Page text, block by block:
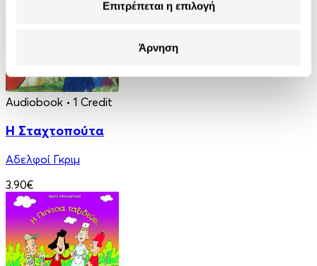
Επιτρέπεται η επιλογή
Άρνηση
Audiobook • 1 Credit
Η Σταχτοπούτα
Αδελφοί Γκριμ
3.90€